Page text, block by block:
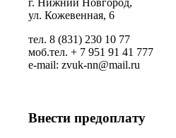
г. Нижний Новгород,
ул. Кожевенная, 6
тел. 8 (831) 230 10 77
моб.тел. + 7 951 91 41 777
e-mail: zvuk-nn@mail.ru
Внести предоплату